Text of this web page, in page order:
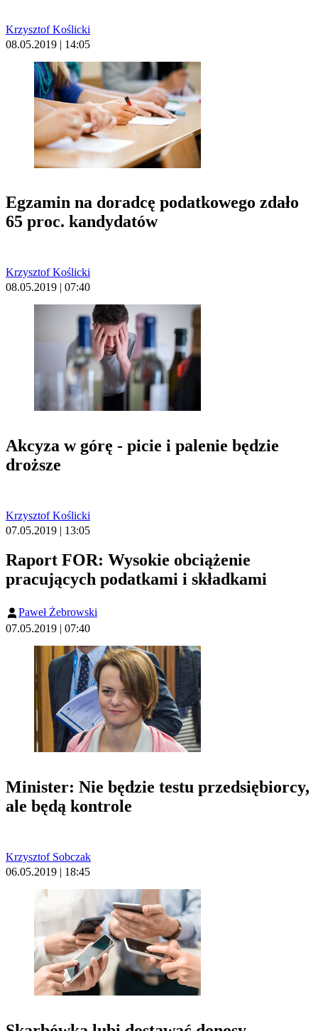
Krzysztof Koślicki
08.05.2019 | 14:05
Egzamin na doradcę podatkowego zdało
65 proc. kandydatów
Krzysztof Koślicki
08.05.2019 | 07:40
Akcyza w górę - picie i palenie będzie
droższe
Krzysztof Koślicki
07.05.2019 | 13:05
Raport FOR: Wysokie obciążenie
pracujących podatkami i składkami
Paweł Żebrowski
07.05.2019 | 07:40
Minister: Nie będzie testu przedsiębiorcy,
ale będą kontrole
Krzysztof Sobczak
06.05.2019 | 18:45